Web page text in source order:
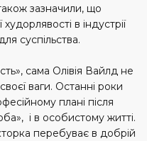
зазначили, що
в індустрії
суспільства.
сама Олівія Вайлд не
ваги. Останні роки
плані після
і в особистому житті.
перебуває в добрій